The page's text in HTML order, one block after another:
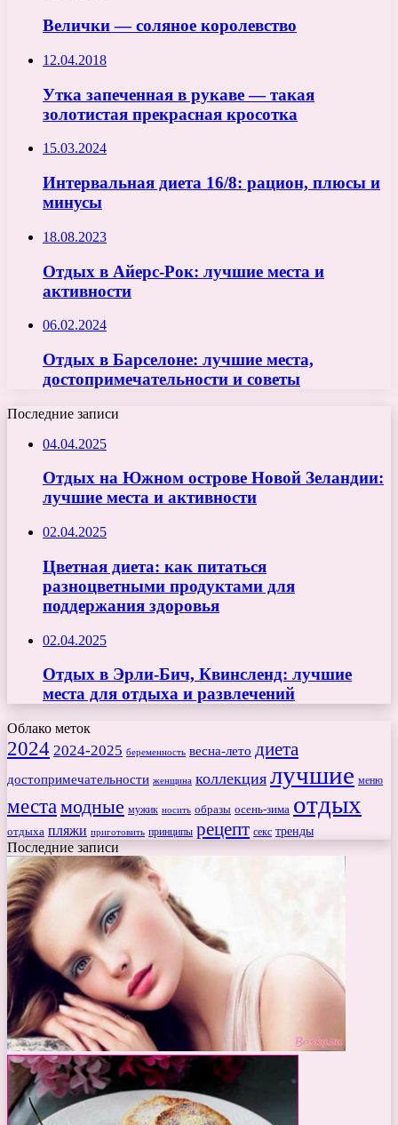
Велички — соляное королевство
12.04.2018
Утка запеченная в рукаве — такая
золотистая прекрасная кросотка
15.03.2024
Интервальная диета 16/8: рацион, плюсы и
минусы
18.08.2023
Отдых в Айерс-Рок: лучшие места и
активности
06.02.2024
Отдых в Барселоне: лучшие места,
достопримечательности и советы
Последние записи
04.04.2025
Отдых на Южном острове Новой Зеландии:
лучшие места и активности
02.04.2025
Цветная диета: как питаться
разноцветными продуктами для
поддержания здоровья
02.04.2025
Отдых в Эрли-Бич, Квинсленд: лучшие
места для отдыха и развлечений
Облако меток
2024 2024-2025 беременность весна-лето диета
достопримечательности женщина коллекция лучшие меню
места модные мужик носить образы осень-зима отдых
отдыха пляжи приготовить принципы рецепт секс тренды
Последние записи